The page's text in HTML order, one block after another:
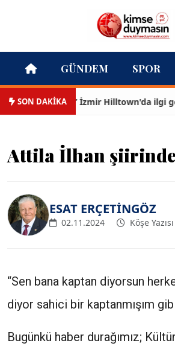
GÜNDEM SPOR
SON DAKİKA
bir kez bak” İzmir Hilltown'da ilgi
Attila İlhan şiirinde
ESAT ERÇETİNGÖZ
02.11.2024 Köşe Yazısı
“Sen bana kaptan diyorsun
diyor sahici bir kaptanmışım
Bugünkü haber durağımız;